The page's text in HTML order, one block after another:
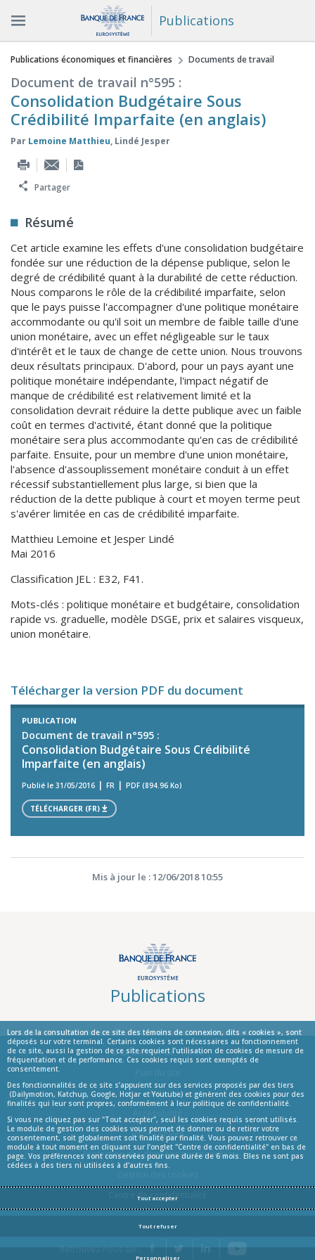
Lors de la consultation de ce site des témoins de connexion, dits « cookies », sont
déposés sur votre terminal. Certains cookies sont nécessaires au fonctionnement
de ce site, aussi la gestion de ce site requiert l’utilisation de cookies de mesure de
fréquentation et de performance. Ces cookies requis sont exemptés de
consentement.
Des fonctionnalités de ce site s’appuient sur des services proposés par des tiers
(Dailymotion, Katchup, Google, Hotjar et Youtube) et génèrent des cookies pour des
finalités qui leur sont propres, conformément à leur politique de confidentialité.
Si vous ne cliquez pas sur "Tout accepter", seul les cookies requis seront utilisés.
Le module de gestion des cookies vous permet de donner ou de retirer votre
consentement, soit globalement soit finalité par finalité. Vous pouvez retrouver ce
module à tout moment en cliquant sur l’onglet "Centre de confidentialité" en bas de
page. Vos préférences sont conservées pour une durée de 6 mois. Elles ne sont pas
cédées à des tiers ni utilisées à d'autres fins.
Tout accepter
Tout refuser
Personnaliser
Publications
Vous êtes ici
Publications économiques et financières Documents de travail
Document de travail n°595 :
Consolidation Budgétaire Sous
Crédibilité Imparfaite (en anglais)
Par Lemoine Matthieu, Lindé Jesper
Partager
Résumé
Cet article examine les effets d'une consolidation budgétaire
fondée sur une réduction de la dépense publique, selon le
degré de crédibilité quant à la durabilité de cette réduction.
Nous comparons le rôle de la crédibilité imparfaite, selon
que le pays puisse l'accompagner d'une politique monétaire
accommodante ou qu'il soit un membre de faible taille d'une
union monétaire, avec un effet négligeable sur le taux
d'intérêt et le taux de change de cette union. Nous trouvons
deux résultats principaux. D'abord, pour un pays ayant une
politique monétaire indépendante, l'impact négatif de
manque de crédibilité est relativement limité et la
consolidation devrait réduire la dette publique avec un faible
coût en termes d'activité, étant donné que la politique
monétaire sera plus accommodante qu'en cas de crédibilité
parfaite. Ensuite, pour un membre d'une union monétaire,
l'absence d'assouplissement monétaire conduit à un effet
récessif substantiellement plus large, si bien que la
réduction de la dette publique à court et moyen terme peut
s'avérer limitée en cas de crédibilité imparfaite.
Matthieu Lemoine et Jesper Lindé
Mai 2016
Classification JEL : E32, F41.
Mots-clés : politique monétaire et budgétaire, consolidation
rapide vs. graduelle, modèle DSGE, prix et salaires visqueux,
union monétaire.
Télécharger la version PDF du document
PUBLICATION
Document de travail n°595 :
Consolidation Budgétaire Sous Crédibilité
Imparfaite (en anglais)
Publié le 31/05/2016 FR PDF (894.96 Ko)
TÉLÉCHARGER (FR)
Mis à jour le : 12/06/2018 10:55
Publications
© La Banque de France
Informations
Aide
Infos Légales
Protection des données personnelles
Centre de confidentialité
Retrouvez-nous sur : FacebookTwitter LinkedIn